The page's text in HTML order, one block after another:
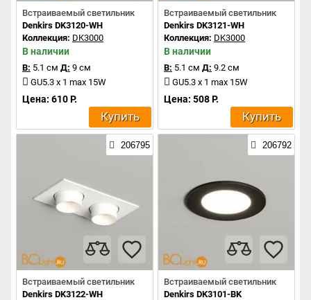
Встраиваемый светильник
Denkirs DK3120-WH
Коллекция: DK3000
В наличии
В: 5.1 см Д: 9 см
GU5.3 x 1 max 15W
Цена: 610 Р.
Купить
Встраиваемый светильник
Denkirs DK3121-WH
Коллекция: DK3000
В наличии
В: 5.1 см Д: 9.2 см
GU5.3 x 1 max 15W
Цена: 508 Р.
Купить
206795
Встраиваемый светильник
Denkirs DK3122-WH
206792
Встраиваемый светильник
Denkirs DK3101-BK